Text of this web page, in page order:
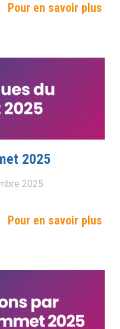
Pour en savoir plus
2025
2025
Pour en savoir plus